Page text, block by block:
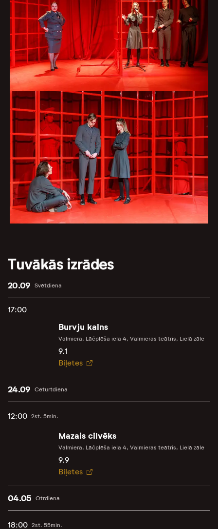
Tuvākās izrādes
Svētdiena
20.09
17:00
Burvju kalns
Valmiera, Lāčplēša iela 4, Valmieras teātris, Lielā zāle
9.1
Biļetes
Ceturtdiena
24.09
12:00 2st. 5min.
Mazais cilvēks
Valmiera, Lāčplēša iela 4, Valmieras teātris, Lielā zāle
9.9
Biļetes
Otrdiena
04.05
18:00 2st. 55min.